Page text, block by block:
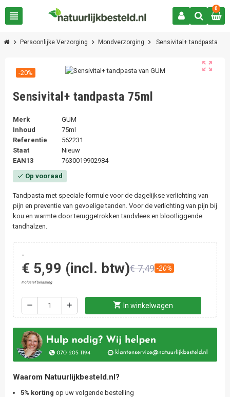
view_headline
0
chevron_right Persoonlijke Verzorging chevron_right Mondverzorging chevron_right Sensivital+ tandpasta
zoom_out_map
-20%
Sensivital+ tandpasta 75ml
Merk
GUM
Inhoud
75ml
Referentie
562231
Staat
Nieuw
EAN13
7630019902984
check Op vooraad
Tandpasta met speciale formule voor de dagelijkse verlichting van
pijn en preventie van gevoelige tanden. Voor de verlichting van pijn bij
kou en warmte door teruggetrokken tandvlees en blootliggende
tandhalzen.
-
€ 5,99 (incl. btw)€ 7,49 -20%
Inclusief belasting
remove add shopping_cart In winkelwagen
Waarom Natuurlijkbesteld.nl?
5% korting op uw volgende bestelling